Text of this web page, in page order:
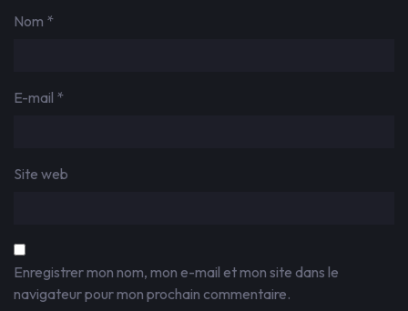
Nom *
E-mail *
Site web
Enregistrer mon nom, mon e-mail et mon site dans le
navigateur pour mon prochain commentaire.